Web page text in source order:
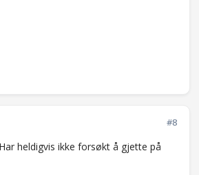
#8
heldigvis ikke forsøkt å gjette på